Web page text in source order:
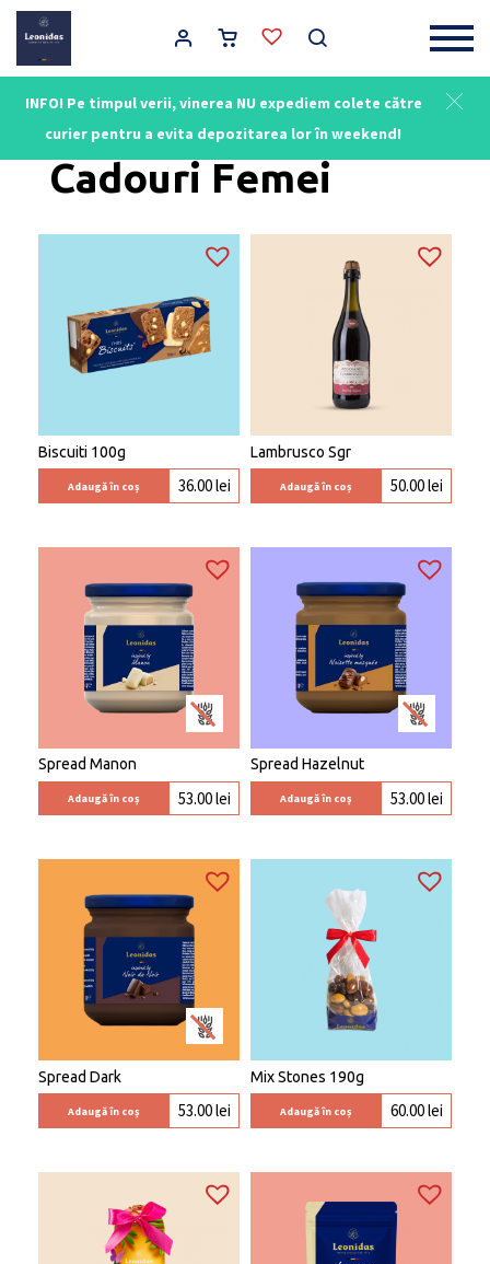
INFO! Pe timpul verii, vinerea NU expediem colete către
curier pentru a evita depozitarea lor în weekend!
Main Navigation
Cadouri Femei
Biscuiti 100g
Adaugă în coș 36.00lei
Lambrusco Sgr
Adaugă în coș 50.00lei
Spread Manon
Adaugă în coș 53.00lei
Spread Hazelnut
Adaugă în coș 53.00lei
Spread Dark
Adaugă în coș 53.00lei
Mix Stones 190g
Adaugă în coș 60.00lei